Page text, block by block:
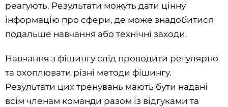
реагують. Результати можуть дати цінну
інформацію про сфери, де може знадобитися
подальше навчання або технічні заходи.
Навчання з фішингу слід проводити регулярно
та охоплювати різні методи фішингу.
Результати цих тренувань мають бути надані
всім членам команди разом із відгуками та